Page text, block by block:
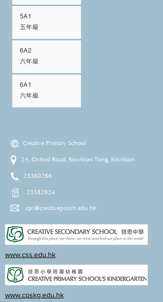
5A1
五年級
6A2
六年級
6A1
六年級
Creative Primary School
2A, Oxford Road, Kowloon Tong, Kowloon
23360266
23382924
cps@creativeprisch.edu.hk
www.css.edu.hk
www.cpskg.edu.hk